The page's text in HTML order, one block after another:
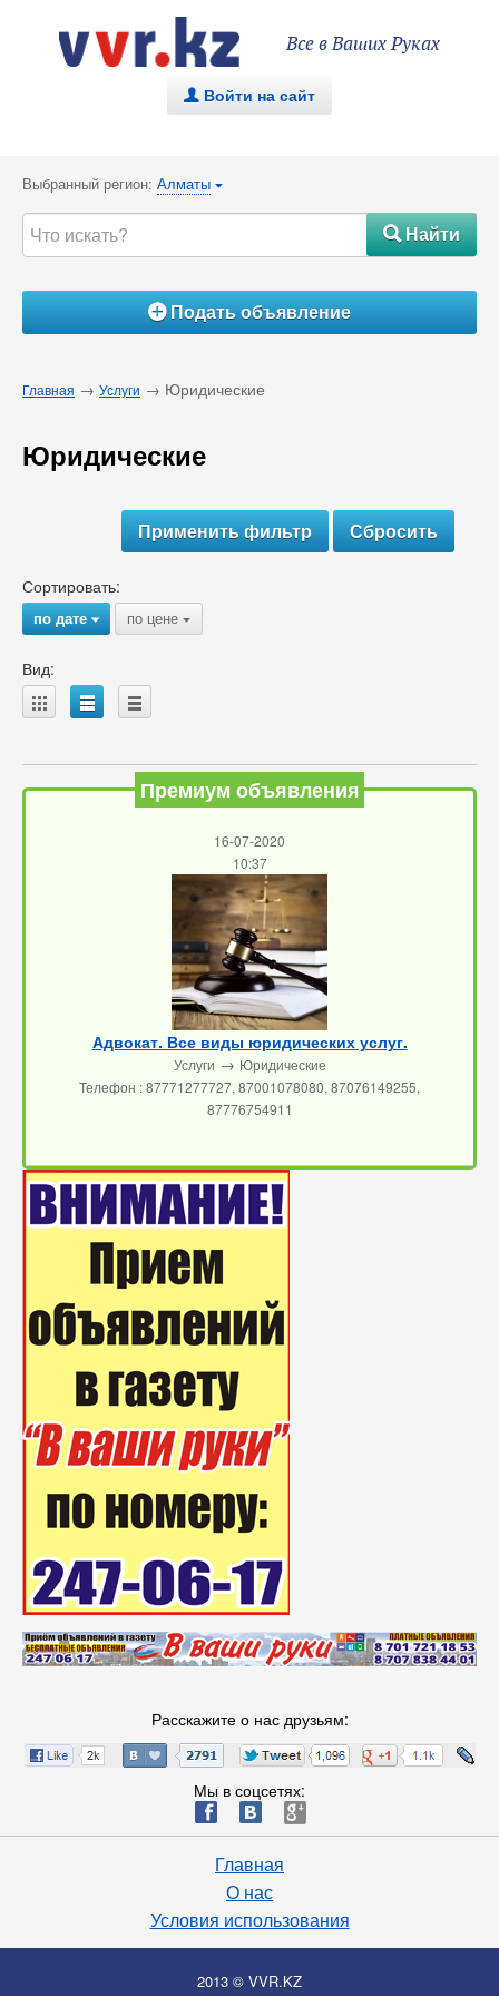
Все в Ваших Руках
. Войти на сайт
Выбранный регион: Алматы {
#Найти
ÁПодать объявление
Главная → Услуги → Юридические
Юридические
Сортировать:
по дате{ по цене {
Вид:
A B C
Премиум объявления
16-07-2020
10:37
Адвокат. Все виды юридических услуг.
Услуги → Юридические
Телефон : 87771277727, 87001078080, 87076149255,
87776754911
Расскажите о нас друзьям:
Мы в соцсетях:
ä æ è
Главная
О нас
Условия использования
2013 © VVR.KZ